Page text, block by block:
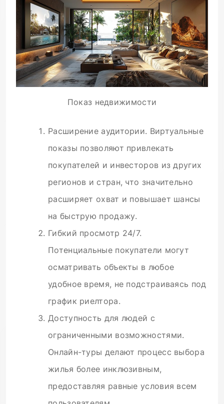
Показ недвижимости
Расширение аудитории. Виртуальные
показы позволяют привлекать
покупателей и инвесторов из других
регионов и стран, что значительно
расширяет охват и повышает шансы
на быструю продажу.
Гибкий просмотр 24/7.
Потенциальные покупатели могут
осматривать объекты в любое
удобное время, не подстраиваясь под
график риелтора.
Доступность для людей с
ограниченными возможностями.
Онлайн-туры делают процесс выбора
жилья более инклюзивным,
предоставляя равные условия всем